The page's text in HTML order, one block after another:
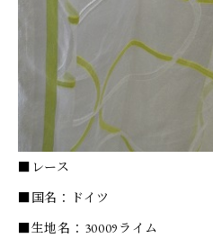
■レース
■国名：ドイツ
■生地名：30009ライム